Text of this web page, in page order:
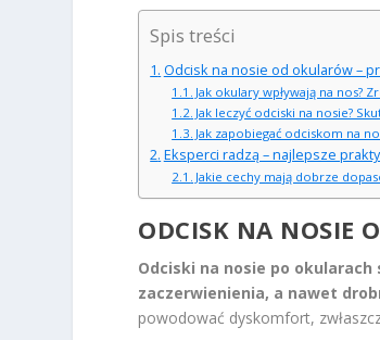
Spis treści
Odcisk na nosie od okularów –
Jak okulary wpływają na
Jak leczyć odciski na nosie?
Jak zapobiegać odciskom na
Eksperci radzą – najlepsze
Jakie cechy mają dobrze
ODCISK NA NOSIE
Odciski na nosie po
zaczerwienienia, a nawet
powodować dyskomfort,